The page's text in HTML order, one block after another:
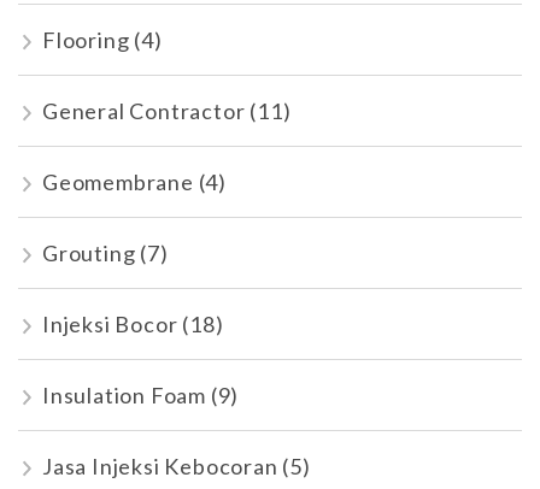
Flooring (4)
General Contractor (11)
Geomembrane (4)
Grouting (7)
Injeksi Bocor (18)
Insulation Foam (9)
Jasa Injeksi Kebocoran (5)